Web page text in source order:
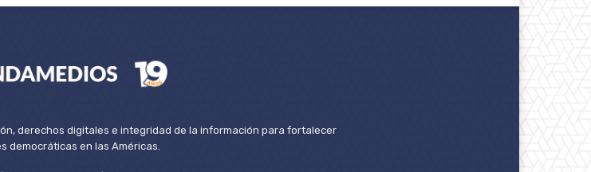
derechos digitales e integridad de la información para fortalecer
democráticas en las Américas.